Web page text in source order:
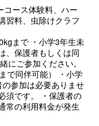
コース体験料、ハー
習料、虫除けクラフ
まで ・小学3年生未
、保護者もしくは同
にご参加ください。
で同伴可能） ・小学
参加は必要ありませ
須です。 ・保護者の
常の利用料金が発生